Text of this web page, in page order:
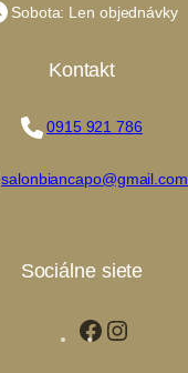
Sobota: Len objednávky
Kontakt
0915 921 786
salonbiancapo@gmail.com
Sociálne siete
Facebook